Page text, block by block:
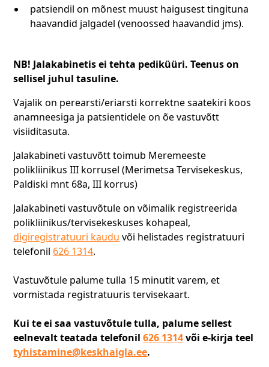
patsiendil on mõnest muust haigusest tingituna
haavandid jalgadel (venoossed haavandid jms).
NB! Jalakabinetis ei tehta pediküüri. Teenus on
sellisel juhul tasuline.
Vajalik on perearsti/eriarsti korrektne saatekiri koos
anamneesiga ja patsientidele on õe vastuvõtt
visiiditasuta.
Jalakabineti vastuvõtt toimub Meremeeste
polikliinikus III korrusel (Merimetsa Tervisekeskus,
Paldiski mnt 68a, III korrus)
Jalakabineti vastuvõtule on võimalik registreerida
polikliinikus/tervisekeskuses kohapeal,
digiregistratuuri kaudu või helistades registratuuri
telefonil 626 1314.
Vastuvõtule palume tulla 15 minutit varem, et
vormistada registratuuris tervisekaart.
Kui te ei saa vastuvõtule tulla, palume sellest
eelnevalt teatada telefonil626 1314või e-kirja teel
tyhistamine@keskhaigla.ee.